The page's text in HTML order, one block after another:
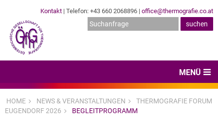
Kontakt | Telefon: +43 660 2068896 | office@thermografie.co.at
MENÜ
News & Veranstaltungen
HOME NEWS & VERANSTALTUNGEN
THERMOGRAFIE FORUM
EUGENDORF 2026
BEGLEITPROGRAMM